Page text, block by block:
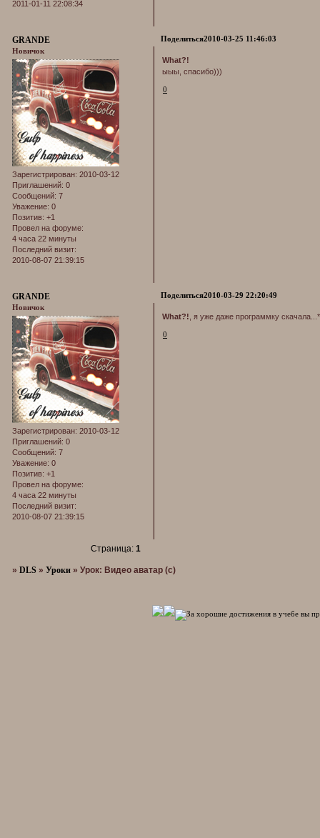
2011-01-11 22:08:34
Поделиться2010-03-25 11:46:03
GRANDE
Новичок
Зарегистрирован: 2010-03-12
Приглашений: 0
Сообщений: 7
Уважение: 0
Позитив: +1
Провел на форуме:
4 часа 22 минуты
Последний визит:
2010-08-07 21:39:15
What?!
ыыы, спасибо)))
0
Поделиться2010-03-29 22:20:49
GRANDE
Новичок
Зарегистрирован: 2010-03-12
Приглашений: 0
Сообщений: 7
Уважение: 0
Позитив: +1
Провел на форуме:
4 часа 22 минуты
Последний визит:
2010-08-07 21:39:15
What?!, я уже даже программку
0
Страница:1
»DLS »Уроки »Урок: Видео аватар (с)